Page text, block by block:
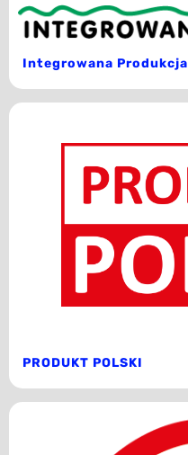
Integrowana Produkcja
PRODUKT POLSKI